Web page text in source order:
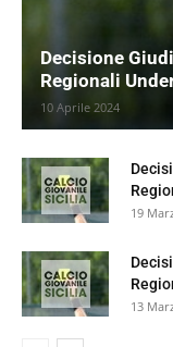
Decisione
Regionali
10 Aprile 2024
19
13